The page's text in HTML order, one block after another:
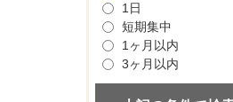
1日
短期集中
1ヶ月以内
3ヶ月以内